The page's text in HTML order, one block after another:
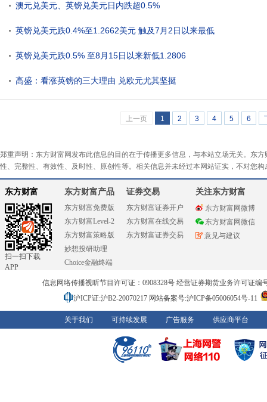
澳元兑美元、英镑兑美元日内跌超0.5%
英镑兑美元跌0.4%至1.2662美元 触及7月2日以来最低
英镑兑美元跌0.5% 至8月15日以来新低1.2806
高盛：看涨英镑的三大理由 兑欧元尤其坚挺
上一页 1 2 3 4 5 6
郑重声明：东方财富网发布此信息的目的在于传播更多信息，与本站立场无关。东
性、完整性、有效性、及时性、原创性等。相关信息并未经过本网站证实，不对您
东方财富
扫一扫下载
APP
东方财富产品
东方财富免费版
东方财富Level-2
东方财富策略版
妙想投研助理
Choice金融终端
证券交易
东方财富证券开户
东方财富在线交易
东方财富证券交易
关注东方财富
东方财富网微博
东方财富网微信
意见与建议
信息网络传播视听节目许可证：0908328号 经营证券期货业务许可证编
沪ICP证:沪B2-20070217 网站备案号:沪ICP备05006054号-11
关于我们 可持续发展 广告服务 供应商平台